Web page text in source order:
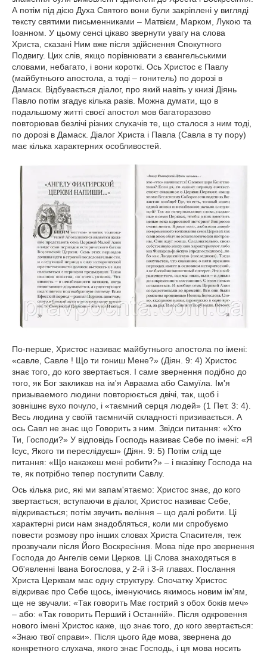
А потім під дією Духа Святого вони були закріплені у вигляді
тексту святими письменниками – Матвієм, Марком, Лукою та
Іоанном. У цьому сенсі цікаво звернути увагу на слова
Христа, сказані Ним вже після здійснення Спокутного
Подвигу. Цих слів, якщо порівнювати з євангельськими
словами, небагато, і вони короткі. Ось Христос є Павлу
(майбутнього апостола, а тоді – гонитель) по дорозі в
Дамаск. Відбувається діалог, про який навіть у книзі Діянь
Павло потім згадує кілька разів. Можна думати, що в
подальшому житті своєї апостол мов багаторазово
повторював безлічі різних слухачів те, що сталося з ним тоді,
по дорозі в Дамаск. Діалог Христа і Павла (Савла в ту пору)
має кілька характерних особливостей.
По-перше, Христос називає майбутнього апостола по імені:
«савле, Савле ! Що ти гониш Мене?» (Діян. 9: 4) Христос
знає того, до кого звертається. І саме звернення подібно до
того, як Бог закликав на ім'я Авраама або Самуїла. Ім'я
призываемого людини повторюється двічі, так, щоб і
зовнішнє вухо почуло, і «таємний серця людей» (1 Пет. 3: 4).
Весь людина у своїй таємничій складності призивається. А
ось Савл не знає що Говорить з ним. Звідси питання: «Хто
Ти, Господи?» У відповідь Господь називає Себе по імені: «Я
Ісус, Якого ти переслідуєш» (Діян. 9: 5) Потім слід ще
питання: «Що накажеш мені робити?» – і вказівку Господа на
те, як потрібно тепер поступити Савлу.
Ось кілька рис, які ми запам'ятаємо: Христос знає, до кого
звертається; вступаючи в діалог, Христос називає Себе,
відкривається; потім звучить веління – що далі робити. Ці
характерні риси нам знадобляться, коли ми спробуємо
повести розмову про інших словах Христа Спасителя, теж
прозвучали після Його Воскресіння. Мова піде про звернення
Господа до Ангелів семи Церков. Ці Слова знаходяться в
Об'явленні Івана Богослова, у 2-й і 3-й главах. Послання
Христа Церквам має одну структуру. Спочатку Христос
відкриває про Себе щось, іменуючись якимось новим ім'ям,
ще не звучали: «Так говорить Має гострий з обох боків меч»
– або: «Так говорить Перший і Останній». Після одкровення
нового імені Христос каже, що знає того, до кого звертається:
«Знаю твої справи». Після цього йде мова, звернена до
конкретного слухача, якого знає Господь, і ця мова носить